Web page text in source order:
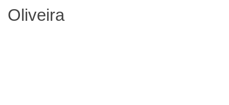
Oliveira